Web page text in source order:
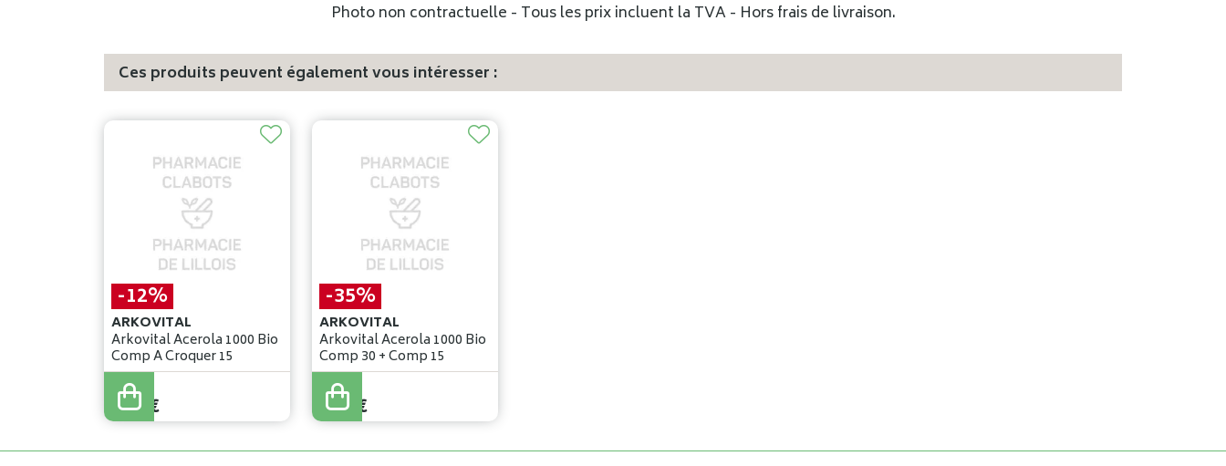
Photo non contractuelle - Tous les prix incluent la TVA - Hors frais de livraison.
Ces produits peuvent également vous intéresser :
-12%
ARKOVITAL
Arkovital Acerola 1000 Bio
Comp A Croquer 15
8,32€
7,32 €
-35%
ARKOVITAL
Arkovital Acerola 1000 Bio
Comp 30 + Comp 15
14,90
9,68 €